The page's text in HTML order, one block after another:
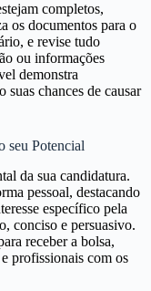
completos,
os documentos para o
e revise tudo
ou informações
demonstra
chances de causar
seu Potencial
da sua candidatura.
pessoal, destacando
específico pela
conciso e persuasivo.
receber a bolsa,
profissionais com os